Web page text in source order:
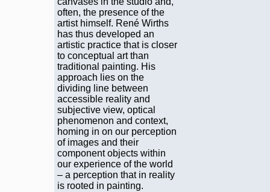
often, the presence of the
artist himself. René Wirths
has thus developed an
artistic practice that is closer
to conceptual art than
traditional painting. His
approach lies on the
dividing line between
accessible reality and
subjective view, optical
phenomenon and context,
homing in on our perception
of images and their
component objects within
our experience of the world
– a perception that in reality
is rooted in painting.